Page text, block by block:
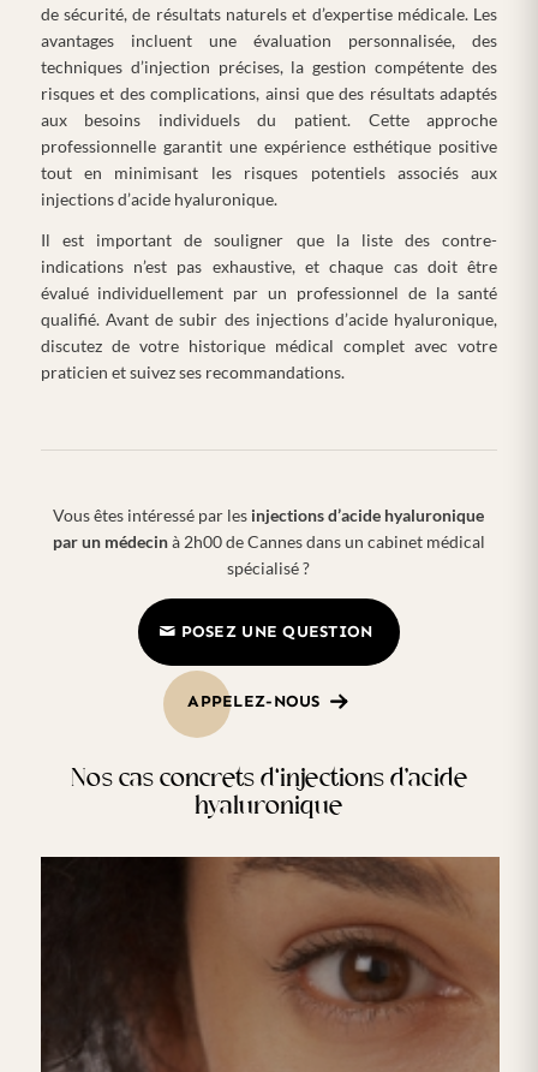
de sécurité, de résultats naturels et d’expertise médicale. Les
avantages incluent une évaluation personnalisée, des
techniques d’injection précises, la gestion compétente des
risques et des complications, ainsi que des résultats adaptés
aux besoins individuels du patient. Cette approche
professionnelle garantit une expérience esthétique positive
tout en minimisant les risques potentiels associés aux
injections d’acide hyaluronique.
Il est important de souligner que la liste des contre-
indications n’est pas exhaustive, et chaque cas doit être
évalué individuellement par un professionnel de la santé
qualifié. Avant de subir des injections d’acide hyaluronique,
discutez de votre historique médical complet avec votre
praticien et suivez ses recommandations.
Vous êtes intéressé par les injections d’acide hyaluronique
par un médecinà 2h00 de Cannes dans un cabinet médical
spécialisé ?
POSEZ UNE QUESTION
APPELEZ-NOUS
Nos cas concrets d‘injections d’acide
hyaluronique